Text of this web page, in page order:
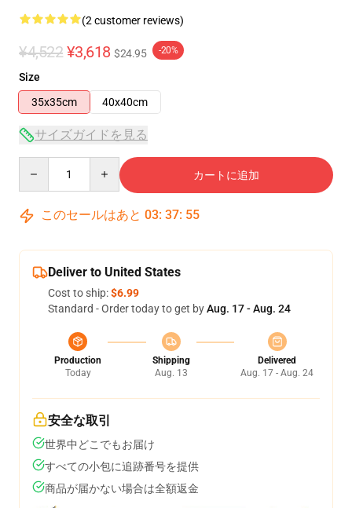
(2 customer reviews)
¥4,522 ¥3,618 $24.95 -20%
Size
35x35cm
40x40cm
サイズガイドを見る
カートに追加
このセールはあと 03: 37: 54
Deliver to United States
Cost to ship:$6.99
Standard - Order today to get byAug. 17 - Aug. 24
Production
Today
Shipping
Aug. 13
Delivered
Aug. 17 - Aug. 24
安全な取引
世界中どこでもお届け
すべての小包に追跡番号を提供
商品が届かない場合は全額返金